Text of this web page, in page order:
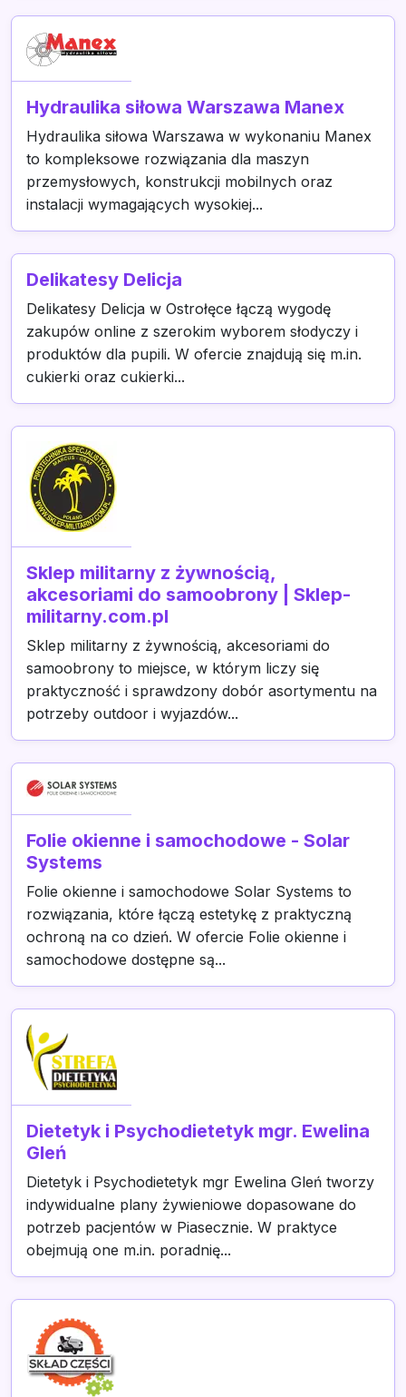
Hydraulika siłowa Warszawa Manex
Hydraulika siłowa Warszawa w wykonaniu Manex
to kompleksowe rozwiązania dla maszyn
przemysłowych, konstrukcji mobilnych oraz
instalacji wymagających wysokiej...
Delikatesy Delicja
Delikatesy Delicja w Ostrołęce łączą wygodę
zakupów online z szerokim wyborem słodyczy i
produktów dla pupili. W ofercie znajdują się m.in.
cukierki oraz cukierki...
Sklep militarny z żywnością,
akcesoriami do samoobrony | Sklep-
militarny.com.pl
Sklep militarny z żywnością, akcesoriami do
samoobrony to miejsce, w którym liczy się
praktyczność i sprawdzony dobór asortymentu na
potrzeby outdoor i wyjazdów...
Folie okienne i samochodowe - Solar
Systems
Folie okienne i samochodowe Solar Systems to
rozwiązania, które łączą estetykę z praktyczną
ochroną na co dzień. W ofercie Folie okienne i
samochodowe dostępne są...
Dietetyk i Psychodietetyk mgr. Ewelina
Gleń
Dietetyk i Psychodietetyk mgr Ewelina Gleń tworzy
indywidualne plany żywieniowe dopasowane do
potrzeb pacjentów w Piasecznie. W praktyce
obejmują one m.in. poradnię...